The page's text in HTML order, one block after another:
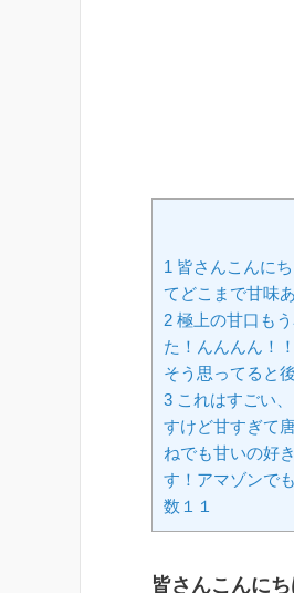
1 皆さんこんに
てどこまで甘味
2 極上の甘口も
た！んんんん！
そう思ってると
3 これはすごい
すけど甘すぎて
ねでも甘いの好
す！アマゾンで
数１１
皆さんこんに